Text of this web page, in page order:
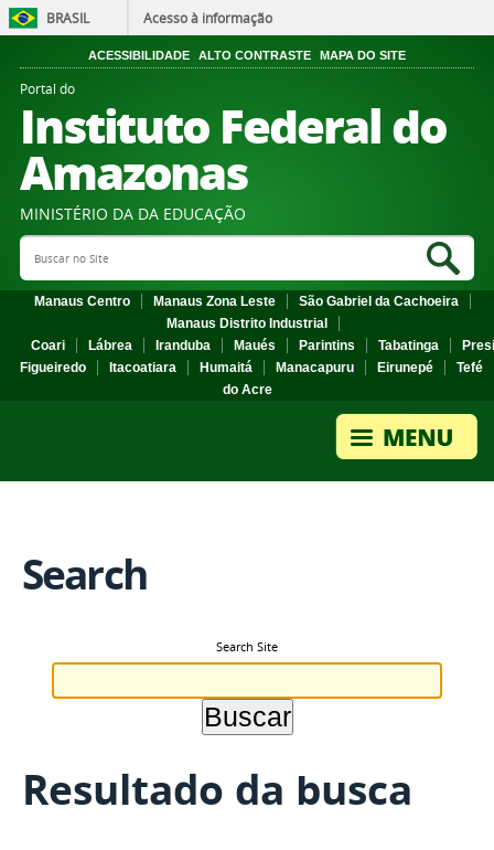
BRASIL Acesso à informação
ACESSIBILIDADE ALTO CONTRASTE MAPA DO SITE
Portal do
Instituto Federal do
Amazonas
MINISTÉRIO DA DA EDUCAÇÃO
Search Site
Manaus Centro Manaus Zona Leste
São Gabriel da Cachoeira
Manaus Distrito Industrial
Coari
Lábrea Iranduba Maués Parintins Tabatinga
Figueiredo
Itacoatiara Humaitá Manacapuru Eirunepé
Tefé
do Acre
Search
Search Site
Resultado da busca